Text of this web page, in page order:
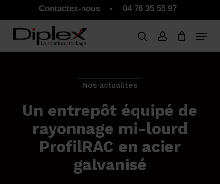
main
content
Contactez-nous • 04 76 35 55 97
Panier Close
Nos actualités
Un entrepôt équipé de
rayonnage mi-lourd
ProfilRAC en acier
galvanisé
Menu